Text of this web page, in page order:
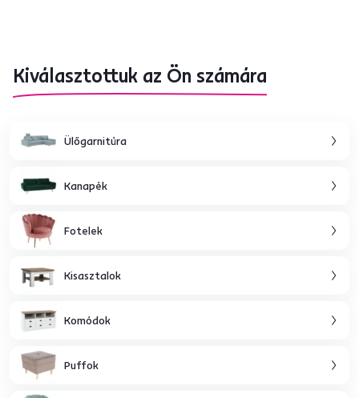
Kiválasztottuk az Ön számára
Ülőgarnitúra
Kanapék
Fotelek
Kisasztalok
Komódok
Puffok